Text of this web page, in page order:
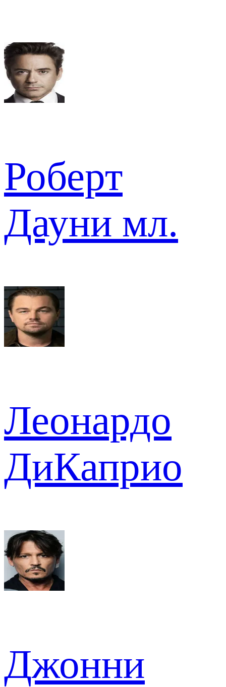
Роберт
Дауни мл.
Леонардо
ДиКаприо
Джонни